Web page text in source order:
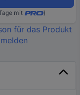
mit )
für das Produkt